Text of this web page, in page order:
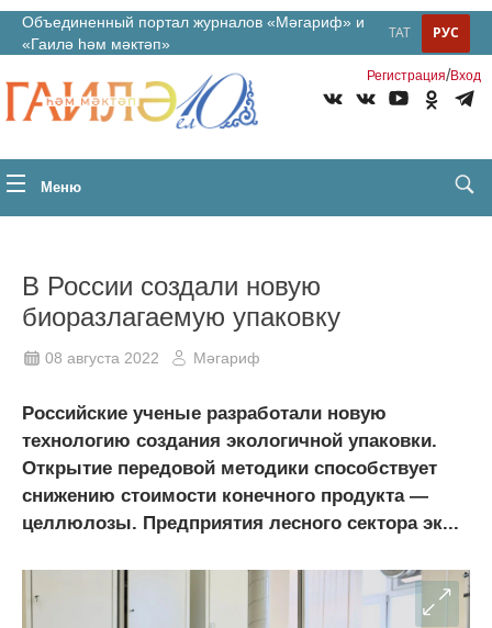
Объединенный портал журналов «Мәгариф» и
«Гаилә һәм мәктәп»
РУС
ТАТ
Регистрация/Вход
Меню
В России создали новую
биоразлагаемую упаковку
08 августа 2022 Мәгариф
Российские ученые разработали новую
технологию создания экологичной упаковки.
Открытие передовой методики способствует
снижению стоимости конечного продукта —
целлюлозы. Предприятия лесного сектора эк...